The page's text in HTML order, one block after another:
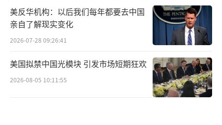
美反华机构：以后我们每年都要去中国
亲自了解现实变化
2026-07-28 09:26:41
美国拟禁中国光模块 引发市场短期狂欢
2026-08-05 10:11:55